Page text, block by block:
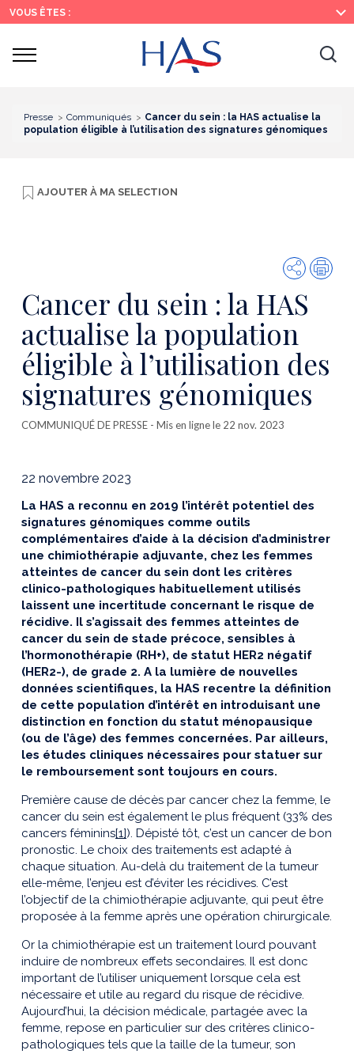
Recherche
Menu
principal
Contenu
principal
VOUS ÊTES :
Ouvrir
Presse Communiqués
Cancer du sein : la HAS actualise la
population éligible à l’utilisation des signatures génomiques
AJOUTER À MA SELECTION
Partager
Cancer du sein : la HAS
actualise la population
éligible à l’utilisation des
signatures génomiques
COMMUNIQUÉ DE PRESSE - Mis en ligne le 22 nov. 2023
22 novembre 2023
La HAS a reconnu en 2019 l’intérêt potentiel des
signatures génomiques comme outils
complémentaires d’aide à la décision d’administrer
une chimiothérapie adjuvante, chez les femmes
atteintes de cancer du sein dont les critères
clinico-pathologiques habituellement utilisés
laissent une incertitude concernant le risque de
récidive. Il s’agissait des femmes atteintes de
cancer du sein de stade précoce, sensibles à
l’hormonothérapie (RH+), de statut HER2 négatif
(HER2-), de grade 2. A la lumière de nouvelles
données scientifiques, la HAS recentre la définition
de cette population d’intérêt en introduisant une
distinction en fonction du statut ménopausique
(ou de l’âge) des femmes concernées. Par ailleurs,
les études cliniques nécessaires pour statuer sur
le remboursement sont toujours en cours.
Première cause de décès par cancer chez la femme, le
cancer du sein est également le plus fréquent (33% des
cancers féminins[1]). Dépisté tôt, c’est un cancer de bon
pronostic. Le choix des traitements est adapté à
chaque situation. Au-delà du traitement de la tumeur
elle-même, l’enjeu est d’éviter les récidives. C’est
l’objectif de la chimiothérapie adjuvante, qui peut être
proposée à la femme après une opération chirurgicale.
Or la chimiothérapie est un traitement lourd pouvant
induire de nombreux effets secondaires. Il est donc
important de l’utiliser uniquement lorsque cela est
nécessaire et utile au regard du risque de récidive.
Aujourd’hui, la décision médicale, partagée avec la
femme, repose en particulier sur des critères clinico-
pathologiques tels que la taille de la tumeur, son